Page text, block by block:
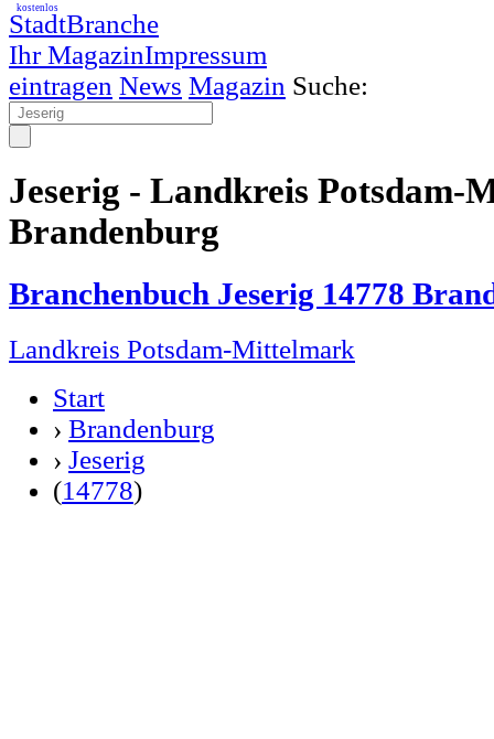
StadtBranche
Ihr MagazinImpressum
kostenlos
eintragen News Magazin Suche:
Jeserig - Landkreis Potsdam-
Brandenburg
Branchenbuch Jeserig 14778
Landkreis Potsdam-Mittelmark
Start
› Brandenburg
› Jeserig
(14778)